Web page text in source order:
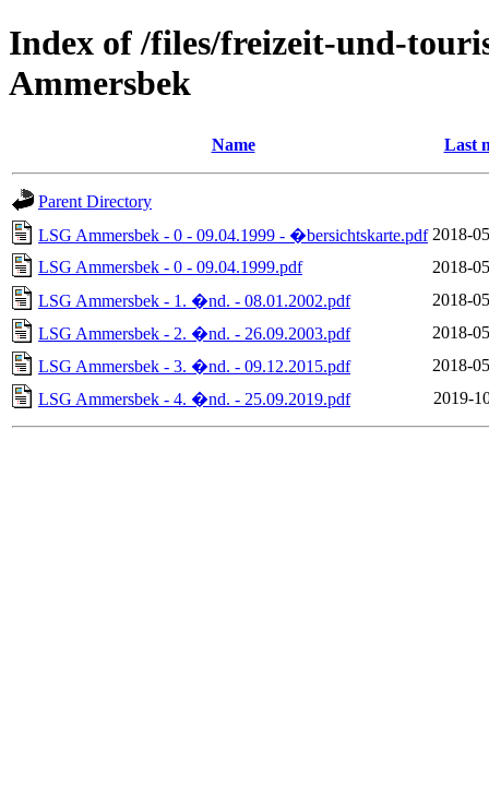
Index of /files/freizeit-und-
Ammersbek
Name Last
Parent Directory
LSG Ammersbek - 0 - 09.04.1999 - �bersichtskarte.pdf 2018-
LSG Ammersbek - 0 - 09.04.1999.pdf
2018-
LSG Ammersbek - 1. �nd. - 08.01.2002.pdf
2018-
LSG Ammersbek - 2. �nd. - 26.09.2003.pdf
2018-
LSG Ammersbek - 3. �nd. - 09.12.2015.pdf
2018-
LSG Ammersbek - 4. �nd. - 25.09.2019.pdf
2019-